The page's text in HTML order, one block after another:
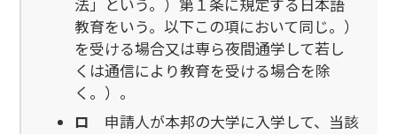
法」という。）第１条に規定する日本語
教育をいう。以下この項において同じ。）
を受ける場合又は専ら夜間通学して若し
くは通信により教育を受ける場合を除
く。）。
ロ 申請人が本邦の大学に入学して、当該